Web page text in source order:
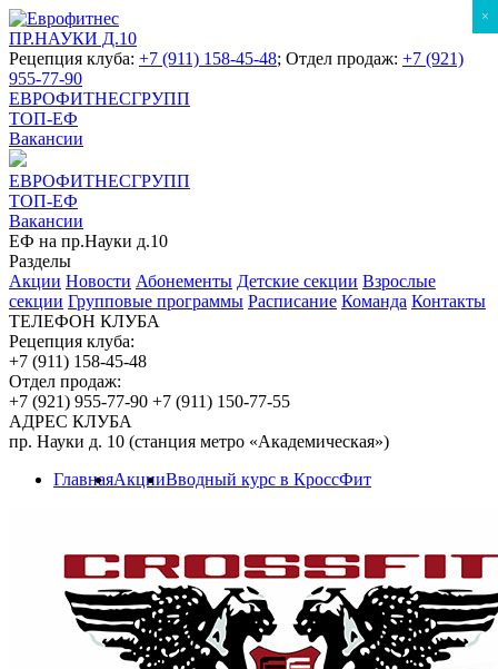
ПР.НАУКИ Д.10
Рецепция клуба: +7 (911) 158-45-48; Отдел продаж: +7 (921)
955-77-90
ЕВРОФИТНЕСГРУПП
ТОП-ЕФ
Вакансии
ЕВРОФИТНЕСГРУПП
ТОП-ЕФ
Вакансии
ЕФ на пр.Науки д.10
Разделы
Акции Новости Абонементы Детские секции Взрослые
секции Групповые программы Расписание Команда Контакты
ТЕЛЕФОН КЛУБА
Рецепция клуба:
+7 (911) 158-45-48
Отдел продаж:
+7 (921) 955-77-90 +7 (911) 150-77-55
АДРЕС КЛУБА
пр. Науки д. 10 (станция метро «Академическая»)
ГлавнаяАкцииВводный курс в КроссФит
×